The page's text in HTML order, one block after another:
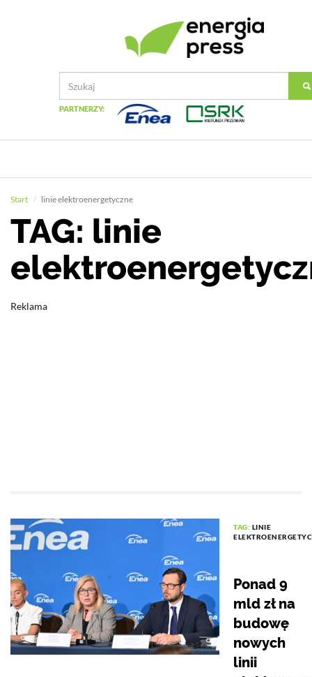
PARTNERZY:
Start linie elektroenergetyczne
TAG: linie
Reklama
TAG: LINIE
Ponad 9
mld zł na
budowę
nowych
linii